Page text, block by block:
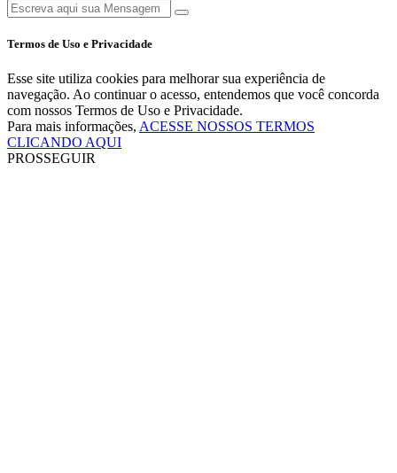
Termos de Uso e Privacidade
Esse site utiliza cookies para melhorar sua experiência de
navegação. Ao continuar o acesso, entendemos que você concorda
com nossos Termos de Uso e Privacidade.
Para mais informações, ACESSE NOSSOS TERMOS
CLICANDO AQUI
PROSSEGUIR